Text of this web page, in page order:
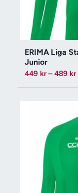
ERIMA Liga
Junior
449 kr – 489 kr